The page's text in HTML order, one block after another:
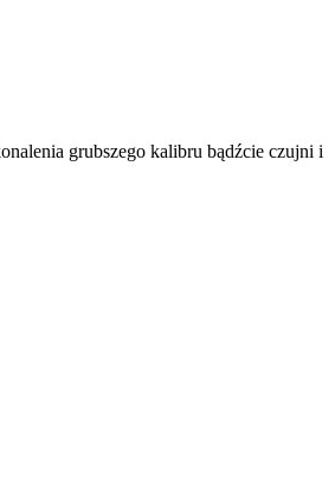
grubszego kalibru bądźcie czujni i